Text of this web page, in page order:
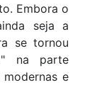
Embora o
seja a
se tornou
na parte
e